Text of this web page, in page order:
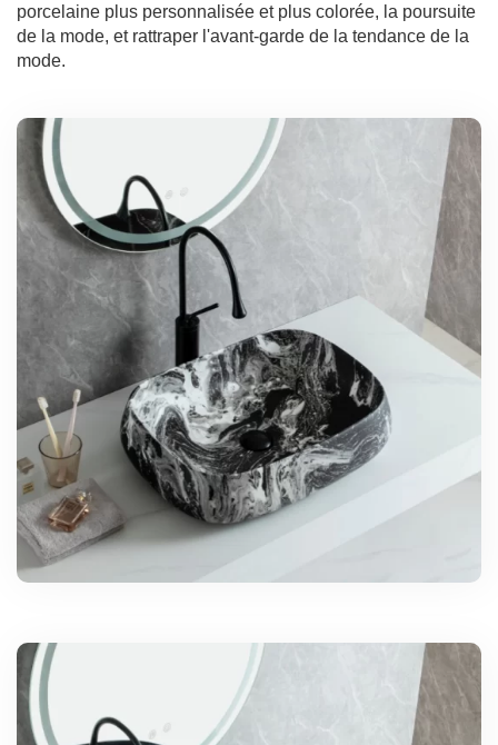
porcelaine plus personnalisée et plus colorée, la poursuite
de la mode, et rattraper l'avant-garde de la tendance de la
mode.